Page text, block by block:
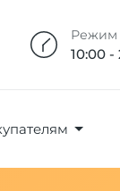
Режим
10:00
в избранное
кол-во